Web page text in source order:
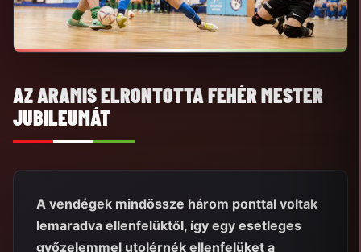
AZ ARAMIS ELRONTOTTA FEHÉR MESTER
JUBILEUMÁT
A vendégek mindössze három ponttal voltak
lemaradva ellenfelüktől, így egy esetleges
győzelemmel utolérnék ellenfelüket a